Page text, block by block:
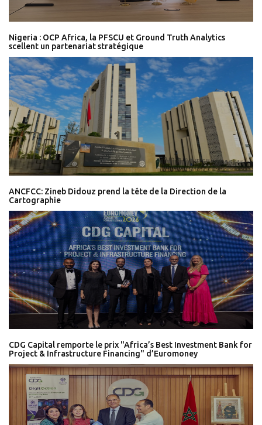
Nigeria : OCP Africa, la PFSCU et Ground Truth Analytics
scellent un partenariat stratégique
ANCFCC: Zineb Didouz prend la tête de la Direction de la
Cartographie
CDG Capital remporte le prix "Africa’s Best Investment Bank for
Project & Infrastructure Financing" d’Euromoney